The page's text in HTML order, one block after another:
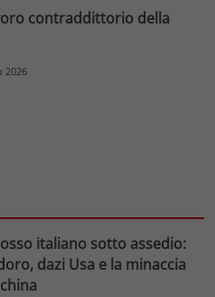
contraddittorio della
2026
italiano sotto assedio:
dazi Usa e la minaccia